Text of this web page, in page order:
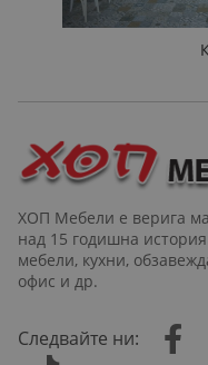
ХОП Мебели е верига
над 15 годишна история в продажбата на
мебели, кухни,
офис и др.
Следвайте ни: